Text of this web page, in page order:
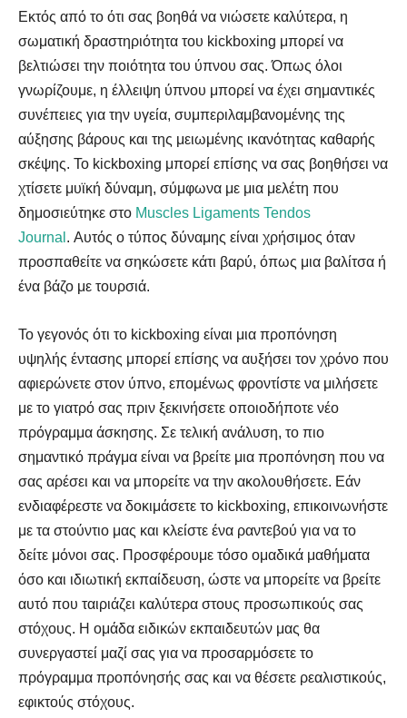
Εκτός από το ότι σας βοηθά να νιώσετε καλύτερα, η
σωματική δραστηριότητα του kickboxing μπορεί να
βελτιώσει την ποιότητα του ύπνου σας. Όπως όλοι
γνωρίζουμε, η έλλειψη ύπνου μπορεί να έχει σημαντικές
συνέπειες για την υγεία, συμπεριλαμβανομένης της
αύξησης βάρους και της μειωμένης ικανότητας καθαρής
σκέψης. Το kickboxing μπορεί επίσης να σας βοηθήσει να
χτίσετε μυϊκή δύναμη, σύμφωνα με μια μελέτη που
δημοσιεύτηκε στο Muscles Ligaments Tendos
Journal . Αυτός ο τύπος δύναμης είναι χρήσιμος όταν
προσπαθείτε να σηκώσετε κάτι βαρύ, όπως μια βαλίτσα ή
ένα βάζο με τουρσιά.
Το γεγονός ότι το kickboxing είναι μια προπόνηση
υψηλής έντασης μπορεί επίσης να αυξήσει τον χρόνο που
αφιερώνετε στον ύπνο, επομένως φροντίστε να μιλήσετε
με το γιατρό σας πριν ξεκινήσετε οποιοδήποτε νέο
πρόγραμμα άσκησης. Σε τελική ανάλυση, το πιο
σημαντικό πράγμα είναι να βρείτε μια προπόνηση που να
σας αρέσει και να μπορείτε να την ακολουθήσετε. Εάν
ενδιαφέρεστε να δοκιμάσετε το kickboxing, επικοινωνήστε
με τα στούντιο μας και κλείστε ένα ραντεβού για να το
δείτε μόνοι σας. Προσφέρουμε τόσο ομαδικά μαθήματα
όσο και ιδιωτική εκπαίδευση, ώστε να μπορείτε να βρείτε
αυτό που ταιριάζει καλύτερα στους προσωπικούς σας
στόχους. Η ομάδα ειδικών εκπαιδευτών μας θα
συνεργαστεί μαζί σας για να προσαρμόσετε το
πρόγραμμα προπόνησής σας και να θέσετε ρεαλιστικούς,
εφικτούς στόχους.